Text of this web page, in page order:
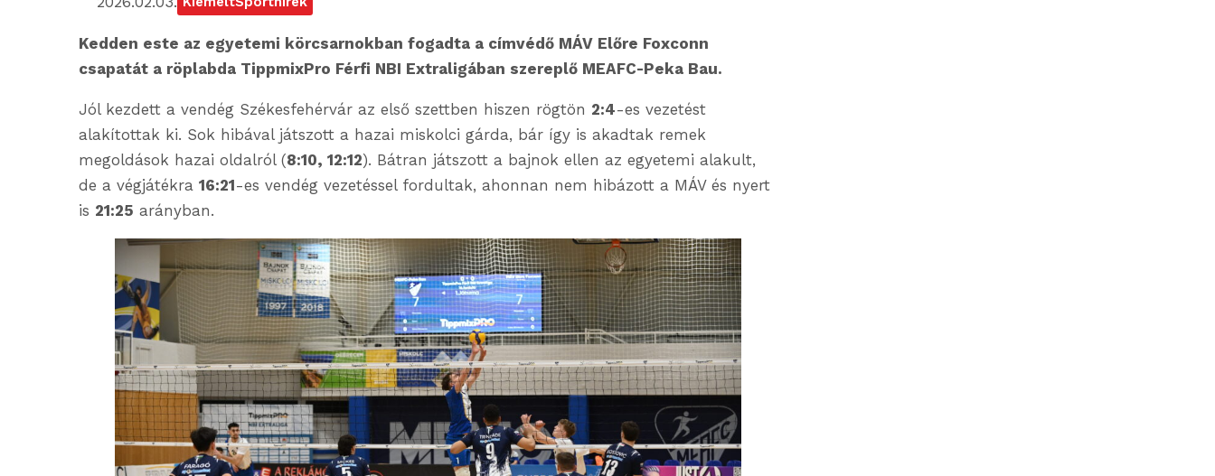
Kedden este az egyetemi körcsarnokban fogadta a címvédő MÁV Előre Foxconn
csapatát a röplabda TippmixPro Férfi NBI Extraligában szereplő MEAFC-Peka Bau.
Jól kezdett a vendég Székesfehérvár az első szettben hiszen rögtön 2:4-es vezetést
alakítottak ki. Sok hibával játszott a hazai miskolci gárda, bár így is akadtak remek
megoldások hazai oldalról (8:10, 12:12). Bátran játszott a bajnok ellen az egyetemi alakult,
de a végjátékra 16:21-es vendég vezetéssel fordultak, ahonnan nem hibázott a MÁV és nyert
is 21:25 arányban.